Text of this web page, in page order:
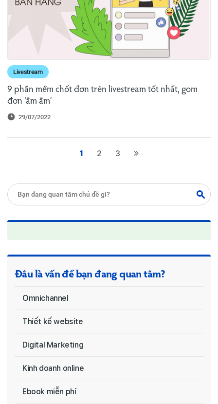
Livestream
9 phần mềm chốt đơn trên livestream tốt nhất, gom
đơn ‘ầm ầm’
29/07/2022
1 2 3
Đâu là vấn đề bạn đang quan tâm?
Omnichannel
Thiết kế website
Digital Marketing
Kinh doanh online
Ebook miễn phí